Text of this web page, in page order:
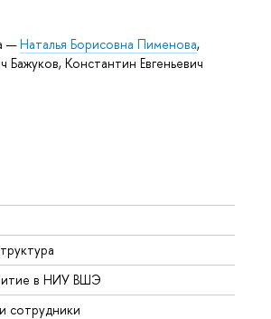
—Наталья Борисовна Пименова,
Бажуков, Константин Евгеньевич
в НИУ ВШЭ
сотрудники